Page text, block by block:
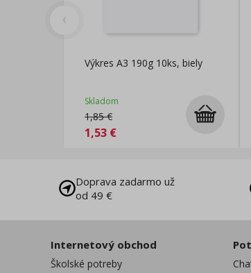
Výkres A3 190g 10ks, biely
Skladom
1,85€
1,53 €
Doprava zadarmo už
od 49 €
Internetový obchod
Školské potreby